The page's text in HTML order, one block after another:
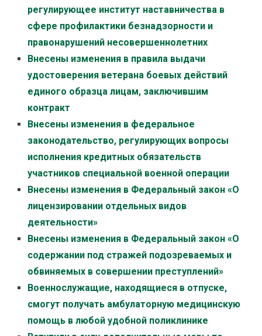
регулирующее институт наставничества в
сфере профилактики безнадзорности и
правонарушений несовершеннолетних
Внесены изменения в правила выдачи
удостоверения ветерана боевых действий
единого образца лицам, заключившим
контракт
Внесены изменения в федеральное
законодательство, регулирующих вопросы
исполнения кредитных обязательств
участников специальной военной операции
Внесены изменения в Федеральный закон «О
лицензировании отдельных видов
деятельности»
Внесены изменения в Федеральный закон «О
содержании под стражей подозреваемых и
обвиняемых в совершении преступлений»
Военнослужащие, находящиеся в отпуске,
смогут получать амбулаторную медицинскую
помощь в любой удобной поликлинике